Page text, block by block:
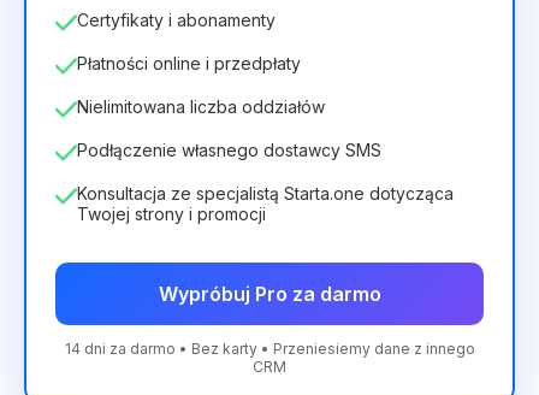
Certyfikaty i abonamenty
Płatności online i przedpłaty
Nielimitowana liczba oddziałów
Podłączenie własnego dostawcy SMS
Konsultacja ze specjalistą Starta.one dotycząca
Twojej strony i promocji
Wypróbuj Pro za darmo
14 dni za darmo • Bez karty • Przeniesiemy dane z innego
CRM